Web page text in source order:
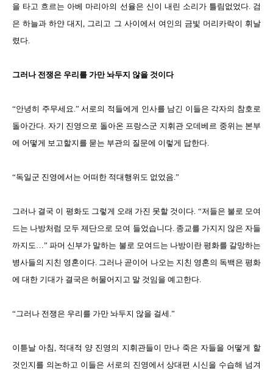
을 타고 흐르는 아베 마리아의 선율은 신이 내린 소리가 틀림없었다. 검
은 하늘과 하얀 대지, 그리고 그 사이에서 여인의 금빛 머리카락이 휘날
렸다.
그러나 전쟁은 우리를 가만 놔두지 않을 것이다
“안녕히 주무세요.” 서로의 적들에게 인사를 남긴 이들은 각자의 참호로
돌아간다. 자기 진영으로 돌아온 프랑스군 지휘관 오데베르 중위는 본부
에 어떻게 보고할지를 묻는 부관의 질문에 이렇게 답한다.
“독일군 진영에서는 어떠한 적대행위도 없었음.”
그러나 결국 이 평화도 그렇게 오래 가진 못할 것이다. “저들은 불로 모여
드는 나방처럼 모두 제단으로 모여 들었습니다. 종교를 가지지 않은 자들
까지도…” 파머 신부가 말하는 불로 모여드는 나방이란 평화를 갈망하는
병사들의 지친 영혼이다. 그러나 곧이어 나오는 지친 영혼의 독백은 평화
에 대한 기대가 결국은 허물어지고 말 것임을 예고한다.
“그러나 전쟁은 우리를 가만 놔두지 않을 걸세.”
이튿날 아침, 적대적 양 진영의 지휘관들이 만나 죽은 자들을 어떻게 할
것인지를 의논하고 이들은 서로의 진영에서 상대편 시신을 수습해 넘겨